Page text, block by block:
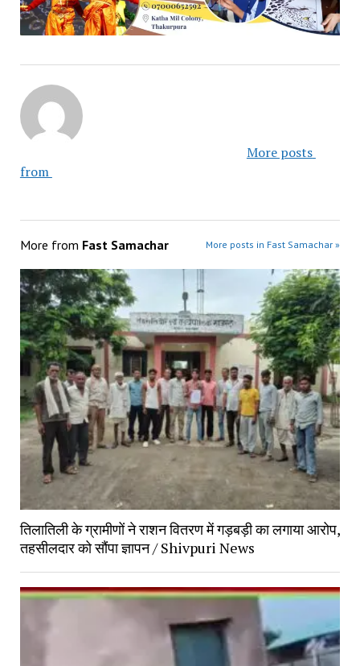
More from Fast Samachar More posts in Fast Samachar »
तिलातिली के ग्रामीणों ने राशन वितरण में गड़बड़ी का लगाया आरोप,
तहसीलदार को सौंपा ज्ञापन / Shivpuri News